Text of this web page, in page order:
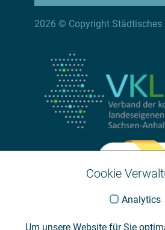
2026 © Copyright Städtisches
Cookie
Analytics
Um unsere Website für Sie